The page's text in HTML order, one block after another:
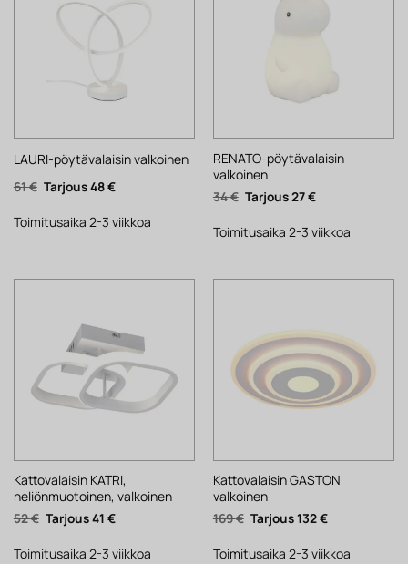
LAURI-pöytävalaisin valkoinen
61€ Alkuperäinen
hinta
61 €.
48€Nykyinen
48 €.
Toimitusaika 2-3 viikkoa
RENATO-pöytävalaisin
valkoinen
34€ Alkuperäinen
hinta
34 €.
27€Nykyinen
27 €.
Toimitusaika 2-3 viikkoa
Kattovalaisin KATRI,
neliönmuotoinen, valkoinen
52€ Alkuperäinen
hinta
52 €.
41 €Nykyinen
41 €.
Toimitusaika 2-3 viikkoa
Kattovalaisin GASTON
valkoinen
169€ Alkuperäinen
hinta
169 €.
132€Nykyinen
132 €.
Toimitusaika 2-3 viikkoa